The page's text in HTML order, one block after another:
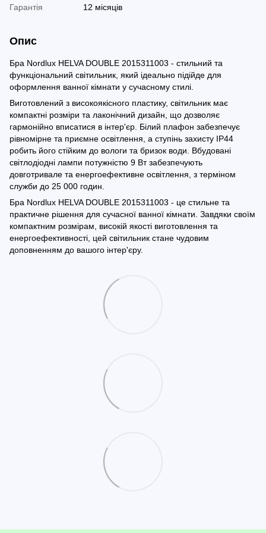
Гарантія
12 місяців
Опис
Бра Nordlux HELVA DOUBLE 2015311003 - стильний та
функціональний світильник, який ідеально підійде для
оформлення ванної кімнати у сучасному стилі.
Виготовлений з високоякісного пластику, світильник має
компактні розміри та лаконічний дизайн, що дозволяє
гармонійно вписатися в інтер'єр. Білий плафон забезпечує
рівномірне та приємне освітлення, а ступінь захисту IP44
робить його стійким до вологи та бризок води. Вбудовані
світлодіодні лампи потужністю 9 Вт забезпечують
довготривале та енергоефективне освітлення, з терміном
служби до 25 000 годин.
Бра Nordlux HELVA DOUBLE 2015311003 - це стильне та
практичне рішення для сучасної ванної кімнати. Завдяки своїм
компактним розмірам, високій якості виготовлення та
енергоефективності, цей світильник стане чудовим
доповненням до вашого інтер'єру.